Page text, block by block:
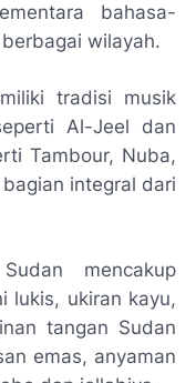
bahasa-
wilayah.
tradisi musik
Al-Jeel dan
Tambour, Nuba,
integral dari
mencakup
lukis, ukiran kayu,
tangan Sudan
emas, anyaman